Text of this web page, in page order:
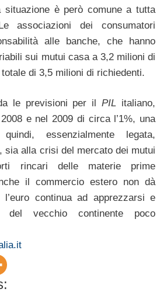
situazione è però comune a tutta
associazioni dei consumatori
alle banche, che hanno
sui mutui casa a 3,2 milioni di
di 3,5 milioni di richiedenti.
le previsioni per ilPIL italiano,
e nel 2009 di circa l’1%, una
essenzialmente legata,
sia alla crisi del mercato dei mutui
rincari delle materie prime
il commercio estero non dà
l’euro continua ad apprezzarsi e
vecchio continente poco